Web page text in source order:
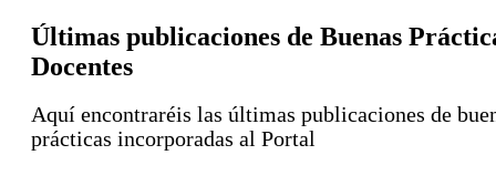
Últimas publicaciones de Buenas
Docentes
Aquí encontraréis las últimas publicaciones de
prácticas incorporadas al Portal